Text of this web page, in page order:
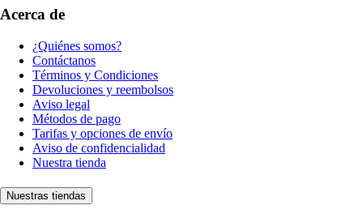
Acerca de
¿Quiénes somos?
Contáctanos
Términos y Condiciones
Devoluciones y reembolsos
Aviso legal
Métodos de pago
Tarifas y opciones de envío
Aviso de confidencialidad
Nuestra tienda
Nuestras tiendas